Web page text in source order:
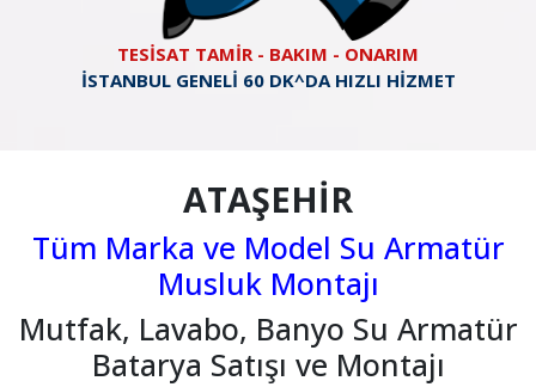
TESİSAT TAMİR - BAKIM - ONARIM
İSTANBUL GENELİ 60 DK^DA HIZLI HİZMET
ATAŞEHİR
Tüm Marka ve Model Su Armatür
Musluk Montajı
Mutfak, Lavabo, Banyo Su Armatür
Batarya Satışı ve Montajı